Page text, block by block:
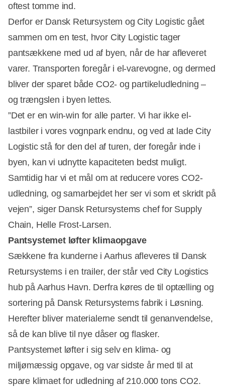
oftest tomme ind.
Derfor er Dansk Retursystem og City Logistic gået
sammen om en test, hvor City Logistic tager
pantsækkene med ud af byen, når de har afleveret
varer. Transporten foregår i el-varevogne, og dermed
bliver der sparet både CO2- og partikeludledning –
og trængslen i byen lettes.
”Det er en win-win for alle parter. Vi har ikke el-
lastbiler i vores vognpark endnu, og ved at lade City
Logistic stå for den del af turen, der foregår inde i
byen, kan vi udnytte kapaciteten bedst muligt.
Samtidig har vi et mål om at reducere vores CO2-
udledning, og samarbejdet her ser vi som et skridt på
vejen”, siger Dansk Retursystems chef for Supply
Chain, Helle Frost-Larsen.
Pantsystemet løfter klimaopgave
Sækkene fra kunderne i Aarhus afleveres til Dansk
Retursystems i en trailer, der står ved City Logistics
hub på Aarhus Havn. Derfra køres de til optælling og
sortering på Dansk Retursystems fabrik i Løsning.
Herefter bliver materialerne sendt til genanvendelse,
så de kan blive til nye dåser og flasker.
Pantsystemet løfter i sig selv en klima- og
miljømæssig opgave, og var sidste år med til at
spare klimaet for udledning af 210.000 tons CO2.